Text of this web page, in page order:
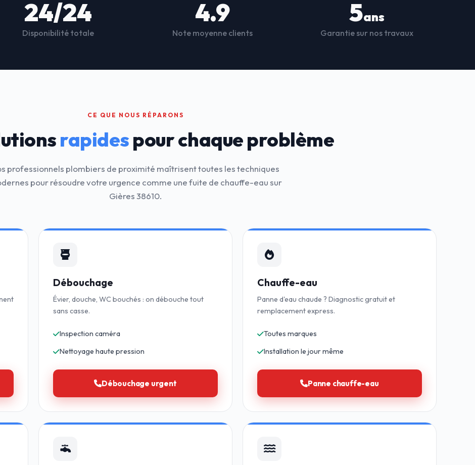
24/24
Disponibilité totale
4.9
Note moyenne clients
5ans
Garantie sur nos travaux
CE QUE NOUS RÉPARONS
rapidespour chaque problème
professionnels plombiers de proximité maîtrisent toutes les techniques
pour résoudre votre urgence comme une fuite de chauffe-eau sur
Gières 38610.
Débouchage
Évier, douche, WC bouchés : on débouche tout
sans casse.
Inspection caméra
Nettoyage haute pression
Débouchage urgent
Chauffe-eau
Panne d'eau chaude ? Diagnostic gratuit et
remplacement express.
Toutes marques
Installation le jour même
Panne chauffe-eau